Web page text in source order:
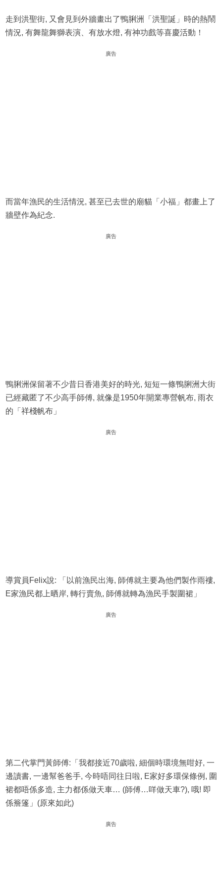
走到洪聖街, 又會見到外牆畫出了鴨脷洲「洪聖誕」時的熱鬧
情況, 有舞龍舞獅表演、有放水燈, 有神功戲等喜慶活動！
廣告
而當年漁民的生活情況, 甚至已去世的廟貓「小福」都畫上了
牆壁作為紀念.
廣告
鴨脷洲保留著不少昔日香港美好的時光, 短短一條鴨脷洲大街
已經藏匿了不少高手師傅, 就像是1950年開業專營帆布, 雨衣
的「祥棧帆布」
廣告
導賞員Felix說: 「以前漁民出海, 師傅就主要為他們製作雨褸,
E家漁民都上晒岸, 轉行賣魚, 師傅就轉為漁民手製圍裙」
廣告
第二代掌門黃師傅:「我都接近70歲啦, 細個時環境無咁好, 一
邊讀書, 一邊幫爸爸手, 今時唔同往日啦, E家好多環保條例, 圍
裙都唔係多造, 主力都係做天車… (師傅…咩做天車?), 哦! 即
係簷篷」(原來如此)
廣告